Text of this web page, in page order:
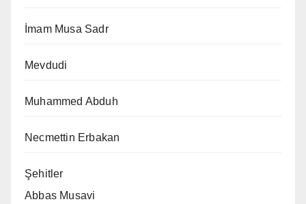
İmam Musa Sadr
Mevdudi
Muhammed Abduh
Necmettin Erbakan
Şehitler
Abbas Musavi